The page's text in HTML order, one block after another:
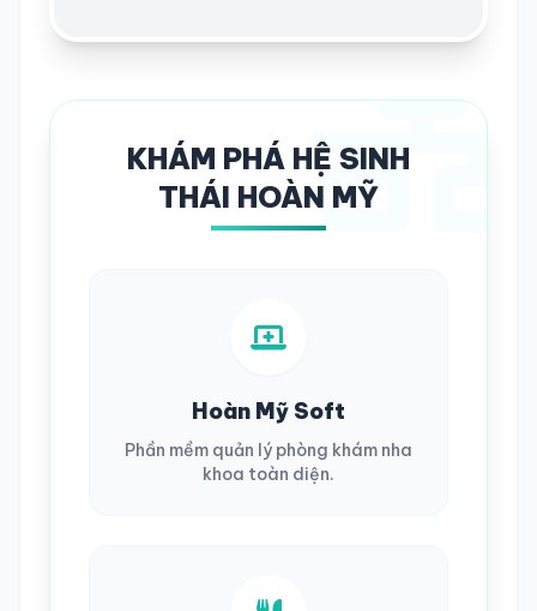
KHÁM PHÁ HỆ SINH
THÁI HOÀN MỸ
Hoàn Mỹ Soft
Phần mềm quản lý phòng khám nha
khoa toàn diện.